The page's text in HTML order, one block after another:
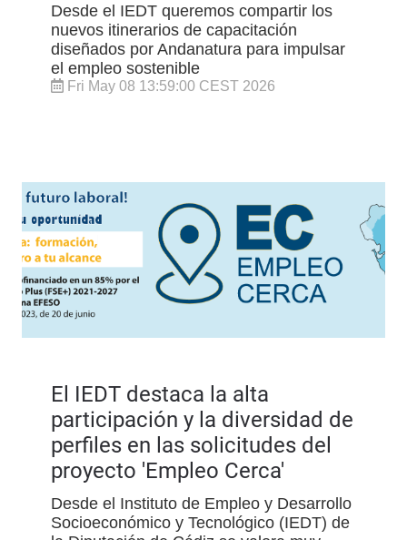
Desde el IEDT queremos compartir los
nuevos itinerarios de capacitación
diseñados por Andanatura para impulsar
el empleo sostenible
Fri May 08 13:59:00 CEST 2026
El IEDT destaca la alta
participación y la diversidad de
perfiles en las solicitudes del
proyecto 'Empleo Cerca'
Desde el Instituto de Empleo y Desarrollo
Socioeconómico y Tecnológico (IEDT) de